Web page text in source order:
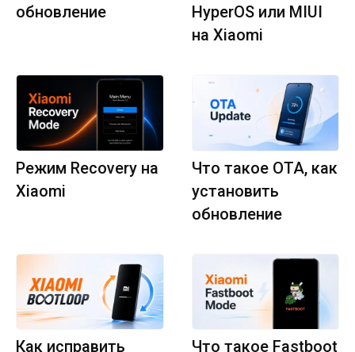
обновление
HyperOS или MIUI
на Xiaomi
Режим Recovery на
Xiaomi
Что такое OTA, как
установить
обновление
Как исправить Что такое Fastboot